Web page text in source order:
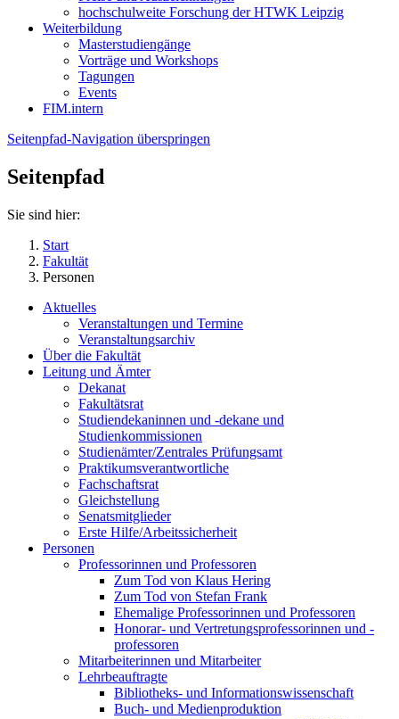
hochschulweite Forschung der HTWK Leipzig
Weiterbildung
Masterstudiengänge
Vorträge und Workshops
Tagungen
Events
FIM.intern
Seitenpfad-Navigation überspringen
Seitenpfad
Sie sind hier:
Start
Fakultät
Personen
Aktuelles
Veranstaltungen und Termine
Veranstaltungsarchiv
Über die Fakultät
Leitung und Ämter
Dekanat
Fakultätsrat
Studiendekaninnen und -dekane und
Studienkommissionen
Studienämter/Zentrales Prüfungsamt
Praktikumsverantwortliche
Fachschaftsrat
Gleichstellung
Senatsmitglieder
Erste Hilfe/Arbeitssicherheit
Personen
Professorinnen und Professoren
Zum Tod von Klaus Hering
Zum Tod von Stefan Frank
Ehemalige Professorinnen und Professoren
Honorar- und Vertretungsprofessorinnen und -
professoren
Mitarbeiterinnen und Mitarbeiter
Lehrbeauftragte
Bibliotheks- und Informationswissenschaft
Buch- und Medienproduktion